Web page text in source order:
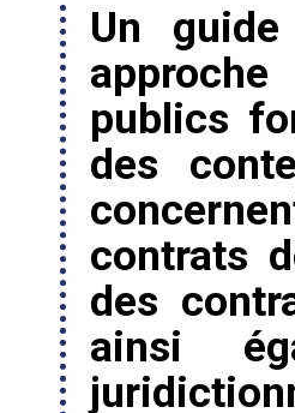
Un
publics
des
contrats
des
ainsi